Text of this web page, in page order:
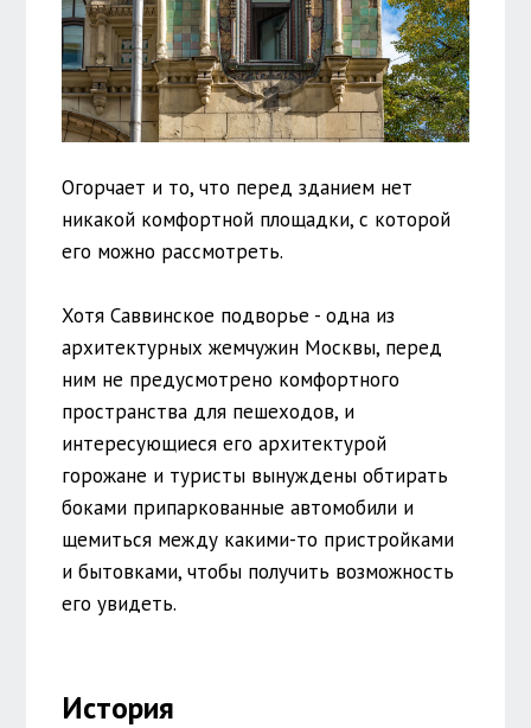
Огорчает и то, что перед зданием нет
никакой комфортной площадки, с которой
его можно рассмотреть.
Хотя Саввинское подворье - одна из
архитектурных жемчужин Москвы, перед
ним не предусмотрено комфортного
пространства для пешеходов, и
интересующиеся его архитектурой
горожане и туристы вынуждены обтирать
боками припаркованные автомобили и
щемиться между какими-то пристройками
и бытовками, чтобы получить возможность
его увидеть.
История